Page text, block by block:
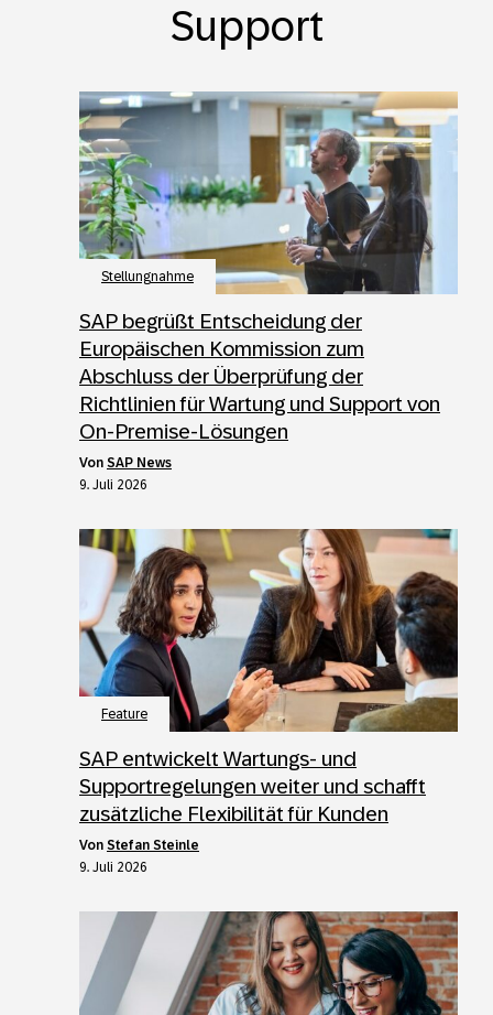
Support
Stellungnahme
SAP begrüßt Entscheidung der
Europäischen Kommission zum
Abschluss der Überprüfung der
Richtlinien für Wartung und Support von
On-Premise-Lösungen
von SAP News
9. Juli 2026
Feature
SAP entwickelt Wartungs- und
Supportregelungen weiter und schafft
zusätzliche Flexibilität für Kunden
von Stefan Steinle
9. Juli 2026